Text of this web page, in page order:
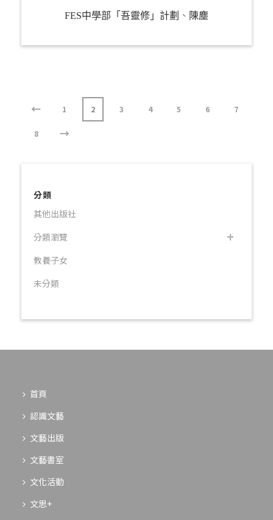
FES中學部「吾靈修」計劃 、 陳塵
← 1 2 3 4 5 6 7
8 →
分類
其他出版社
分類瀏覽
教養子女
未分類
首頁
認識文藝
文藝出版
文藝書室
文化活動
文思+